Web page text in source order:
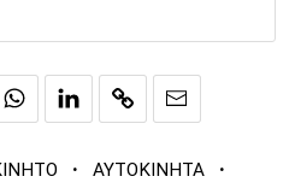
· ΑΥΤΟΚΙΝΗΤΑ ·